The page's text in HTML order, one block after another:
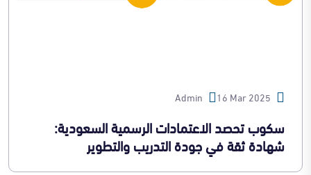
16 Mar 2025
Admin
سكوب تحصد الاعتمادات الرسمية السعودية:
شهادة ثقة في جودة التدريب والتطوير